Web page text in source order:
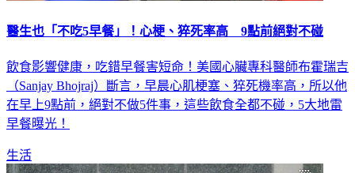
醫生也「不吃5早餐」！心梗、猝死率高 9點前絕對不碰
飲食影響健康，吃錯早餐害短命！美國心臟專科醫師布霍瑞吉
（Sanjay Bhojraj）斷言，早晨心肌梗塞、猝死機率高，所以他
在早上9點前，絕對不做5件事，這些飲食全都不碰，5大地雷
早餐曝光！
生活